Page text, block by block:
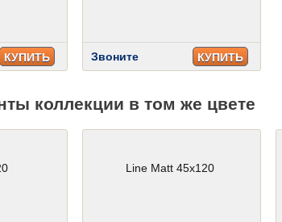
КУПИТЬ Звоните КУПИТЬ
коллекции в том же цвете
Line Matt 45x120